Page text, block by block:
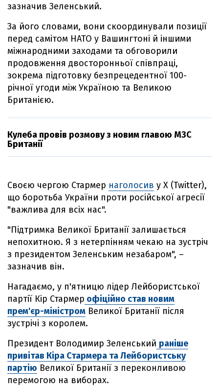
зазначив Зеленський.
За його словами, вони скоординували позиції
перед самітом НАТО у Вашингтоні й іншими
міжнародними заходами та обговорили
продовження двосторонньої співпраці,
зокрема підготовку безпрецедентної 100-
річної угоди між Україною та Великою
Британією.
Кулеба провів розмову з новим главою МЗС
Британії
Своєю чергою Стармер наголосив у X (Twitter),
що боротьба України проти російської агресії
"важлива для всіх нас".
"Підтримка Великої Британії залишається
непохитною. Я з нетерпінням чекаю на зустріч
з президентом Зеленським незабаром", –
зазначив він.
Нагадаємо, у п'ятницю лідер Лейбористської
партії Кір Стармер офіційно став новим
прем'єр-міністром Великої Британії після
зустрічі з королем.
Президент Володимир Зеленський раніше
привітав Кіра Стармера та Лейбористську
партію Великої Британії з переконливою
перемогою на виборах.